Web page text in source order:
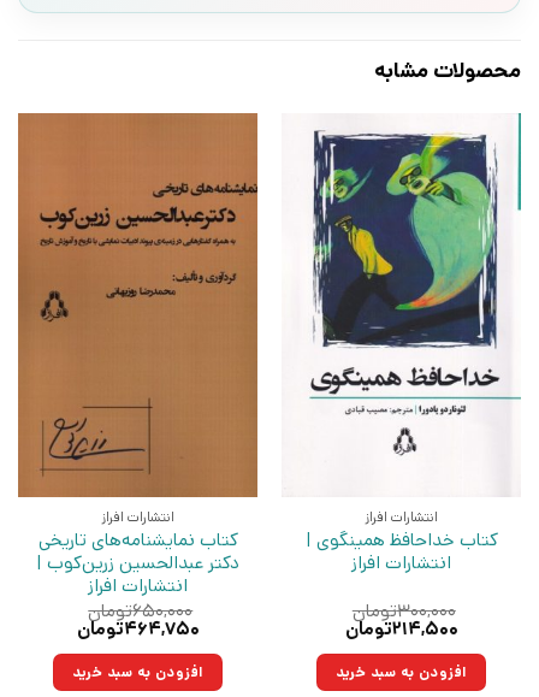
محصولات مشابه
انتشارات افراز
کتاب خداحافظ همینگوی |
انتشارات افراز
۳۰۰,۰۰۰تومان
قیمت
۳۰۰,۰۰۰تومان
بود.
۲۱۴,۵۰۰تومان
۲۱۴,۵۰۰تومان.افزودن به سبد خرید
انتشارات افراز
کتاب نمایشنامه‌های تاریخی
دکتر عبدالحسین زرین‌کوب |
انتشارات افراز
۶۵۰,۰۰۰تومان
قیمت
۶۵۰,۰۰۰تومان
بود.
۴۶۴,۷۵۰تومان
۴۶۴,۷۵۰تومان.افزودن به سبد خرید